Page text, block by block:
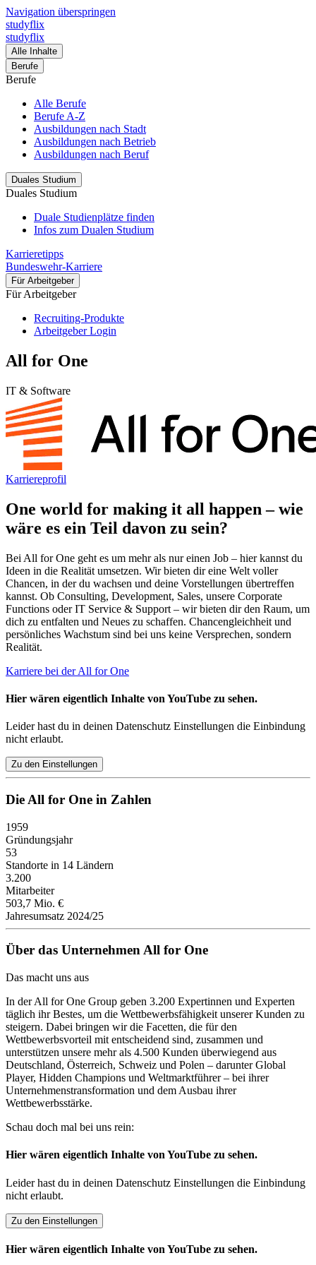
Navigation überspringen
studyflix
studyflix
Alle Inhalte
Berufe
Berufe
Alle Berufe
Berufe A-Z
Ausbildungen nach Stadt
Ausbildungen nach Betrieb
Ausbildungen nach Beruf
Duales Studium
Duales Studium
Duale Studienplätze finden
Infos zum Dualen Studium
Karrieretipps
Bundeswehr-Karriere
Für Arbeitgeber
Für Arbeitgeber
Recruiting-Produkte
Arbeitgeber Login
All for One
IT & Software
Karriereprofil
One world for making it all happen – wie
wäre es ein Teil davon zu sein?
Bei All for One geht es um mehr als nur einen Job – hier kannst du
Ideen in die Realität umsetzen. Wir bieten dir eine Welt voller
Chancen, in der du wachsen und deine Vorstellungen übertreffen
kannst. Ob Consulting, Development, Sales, unsere Corporate
Functions oder IT Service & Support – wir bieten dir den Raum, um
dich zu entfalten und Neues zu schaffen. Chancengleichheit und
persönliches Wachstum sind bei uns keine Versprechen, sondern
Realität.
Karriere bei der All for One
Hier wären eigentlich Inhalte von YouTube zu sehen.
Leider hast du in deinen Datenschutz Einstellungen die Einbindung
nicht erlaubt.
Zu den Einstellungen
Die All for One in Zahlen
1959
Gründungsjahr
53
Standorte in 14 Ländern
3.200
Mitarbeiter
503,7 Mio. €
Jahresumsatz 2024/25
Über das Unternehmen All for One
Das macht uns aus
In der All for One Group geben 3.200 Expertinnen und Experten
täglich ihr Bestes, um die Wettbewerbsfähigkeit unserer Kunden zu
steigern. Dabei bringen wir die Facetten, die für den
Wettbewerbsvorteil mit entscheidend sind, zusammen und
unterstützen unsere mehr als 4.500 Kunden überwiegend aus
Deutschland, Österreich, Schweiz und Polen – darunter Global
Player, Hidden Champions und Weltmarktführer – bei ihrer
Unternehmenstransformation und dem Ausbau ihrer
Wettbewerbsstärke.
Schau doch mal bei uns rein:
Hier wären eigentlich Inhalte von YouTube zu sehen.
Leider hast du in deinen Datenschutz Einstellungen die Einbindung
nicht erlaubt.
Zu den Einstellungen
Hier wären eigentlich Inhalte von YouTube zu sehen.